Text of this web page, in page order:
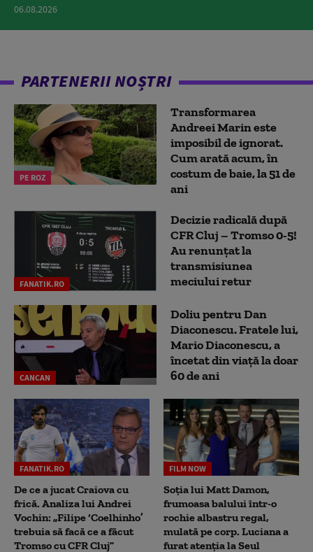
06.08.2026
PARTENERII NOȘTRI
PE ROZ
Transformarea
Andreei Marin este
imposibil de ignorat.
Cum arată acum, în
costum de baie, la 51 de
ani
FANATIK.RO
Decizie radicală după
CFR Cluj – Tromso 0-5!
Au renunțat la
transmisiunea
meciului retur
CANCAN
Doliu pentru Dan
Diaconescu. Fratele lui,
Mario Diaconescu, a
încetat din viață la doar
60 de ani
FANATIK.RO
De ce a jucat Craiova cu
frică. Analiza lui Andrei
Vochin: „Filipe ‘Coelhinho’
trebuia să facă ce a făcut
Tromso cu CFR Cluj”
FILM NOW
Soția lui Matt Damon,
frumoasa balului într-o
rochie albastru regal,
mulată pe corp. Luciana a
furat atenția la Seul